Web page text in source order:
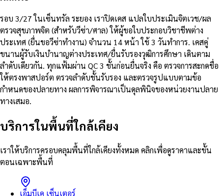
รอบ 3/27 ในเซ็นทรัล ระยอง เราปิดเคส แปลใบประเมินจิตเวช/ผล
ตรวจสุขภาพจิต (สำหรับวีซ่า/ศาล) ให้ผู้ขอใบประกอบวิชาชีพต่าง
ประเทศ (ยื่นขอวีซ่าทำงาน) จำนวน 14 หน้า ใช้ 3 วันทำการ. เคสคู่
ขนานผู้รับเงินบำนาญต่างประเทศ/ยื่นรับรองวุฒิการศึกษา เดินตาม
ลำดับเดียวกัน. ทุกแฟ้มผ่าน QC 3 ชั้นก่อนยื่นจริง คือ ตรวจการสะกดชื่อ
ให้ตรงพาสปอร์ต ตรวจลำดับชั้นรับรอง และตรวจรูปแบบตามข้อ
กำหนดของปลายทาง ผลการพิจารณาเป็นดุลพินิจของหน่วยงานปลาย
ทางเสมอ.
บริการในพื้นที่ใกล้เคียง
เราให้บริการครอบคลุมพื้นที่ใกล้เคียงทั้งหมด คลิกเพื่อดูราคาและขั้น
ตอนเฉพาะพื้นที่
เอ็มบีเค เซ็นเตอร์